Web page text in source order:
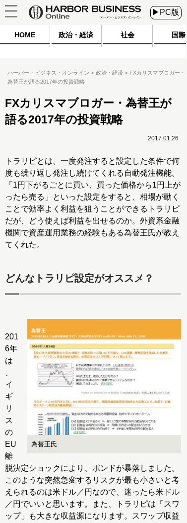
▶PC版
HOME 政治・経済 社会 国際
ハーバー・ビジネス・オンライン 政治・経済
FXカリスマブロガー・
為替王が語る2017年の投資戦略
FXカリスマブロガー・為替王が
語る2017年の投資戦略
2017.01.26
トラリピとは、一度発注すると設定した条件で何
度も繰り返し発注し続けてくれる自動発注機能。
「1円下がるごとに買い、買った価格から1円上が
ったら売る」といった設定をすると、相場が動く
ことで効率よく利益を狙うことができるトラリピ
だが、どう使えば利益を出せるのか。外資系金融
機関で資産運用業務の経験もある為替王氏が教え
てくれた。
どんなトラリピ設定がオススメ？
為替王氏
201
6年
は
イ
ギ
リ
ス
の
EU
離
脱決定ショックにより、ポンドが暴落しました。
このような突然急変するリスクが最も小さいと考
えられるのは米ドル／円なので、迷ったら米ドル
／円でいいと思います。また、トラリピは「スワ
ップ」も大きな収益源になります。スワップ収益